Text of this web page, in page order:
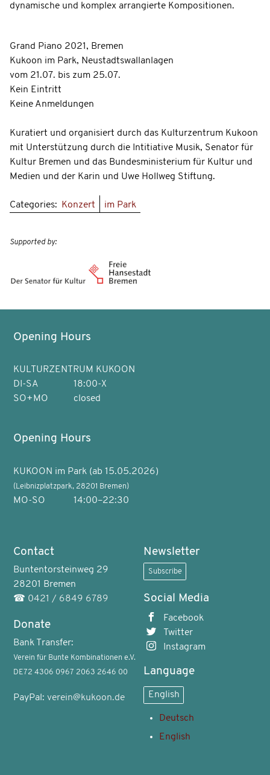
dynamische und komplex arrangierte Kompositionen.
Grand Piano 2021, Bremen
Kukoon im Park, Neustadtswallanlagen
vom 21.07. bis zum 25.07.
Kein Eintritt
Keine Anmeldungen
Kuratiert und organisiert durch das Kulturzentrum Kukoon
mit Unterstützung durch die Intitiative Musik, Senator für
Kultur Bremen und das Bundesministerium für Kultur und
Medien und der Karin und Uwe Hollweg Stiftung.
Categories: Konzert im Park
Supported by:
Opening Hours
KULTURZENTRUM KUKOON
DI-SA
18:00-X
SO+MO
closed
Opening Hours
KUKOON im Park (ab 15.05.2026)
(Leibnizplatzpark, 28201 Bremen)
MO-SO 14:00–22:30
Contact
Buntentorsteinweg 29
28201 Bremen
☎ 0421 / 6849 6789
Donate
Bank Transfer:
Verein für Bunte Kombinationen e.V.
DE72 4306 0967 2063 2646 00
PayPal:verein@kukoon.de
Newsletter
Subscribe
Social Media
Facebook
Twitter
Instagram
Language
English
Deutsch
English